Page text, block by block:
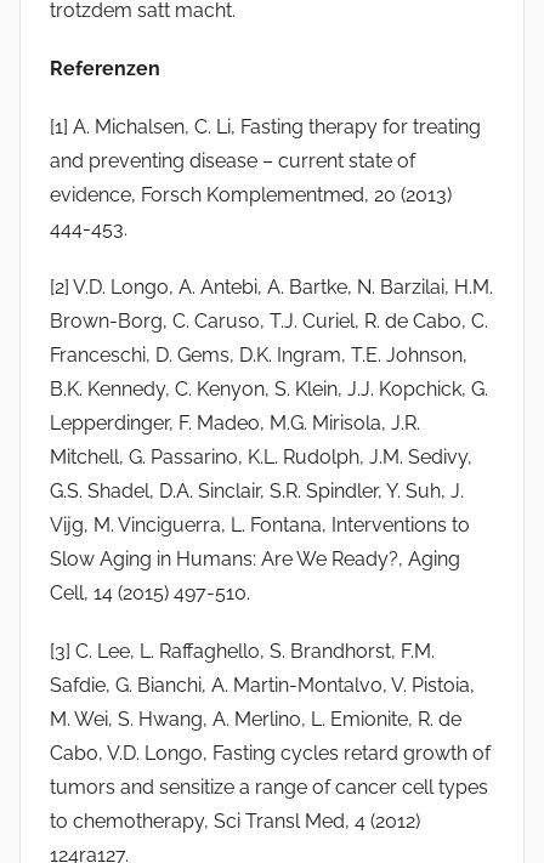
trotzdem satt macht.
Referenzen
[1] A. Michalsen, C. Li, Fasting therapy for treating
and preventing disease – current state of
evidence, Forsch Komplementmed, 20 (2013)
444-453.
[2] V.D. Longo, A. Antebi, A. Bartke, N. Barzilai, H.M.
Brown-Borg, C. Caruso, T.J. Curiel, R. de Cabo, C.
Franceschi, D. Gems, D.K. Ingram, T.E. Johnson,
B.K. Kennedy, C. Kenyon, S. Klein, J.J. Kopchick, G.
Lepperdinger, F. Madeo, M.G. Mirisola, J.R.
Mitchell, G. Passarino, K.L. Rudolph, J.M. Sedivy,
G.S. Shadel, D.A. Sinclair, S.R. Spindler, Y. Suh, J.
Vijg, M. Vinciguerra, L. Fontana, Interventions to
Slow Aging in Humans: Are We Ready?, Aging
Cell, 14 (2015) 497-510.
[3] C. Lee, L. Raffaghello, S. Brandhorst, F.M.
Safdie, G. Bianchi, A. Martin-Montalvo, V. Pistoia,
M. Wei, S. Hwang, A. Merlino, L. Emionite, R. de
Cabo, V.D. Longo, Fasting cycles retard growth of
tumors and sensitize a range of cancer cell types
to chemotherapy, Sci Transl Med, 4 (2012)
124ra127.